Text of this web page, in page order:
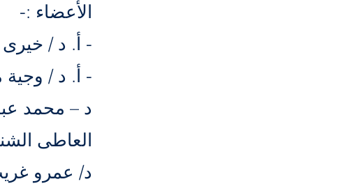
الأعضاء :-
- أ. د / خيرى
- أ. د / وجية
د – محمد
العاطى
د/ عمرو